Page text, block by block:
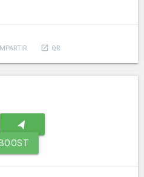
launch QR
navigation
BOOST